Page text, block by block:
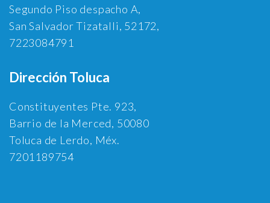
Segundo Piso despacho A,
San Salvador Tizatalli, 52172,
7223084791
Dirección Toluca
Constituyentes Pte. 923,
Barrio de la Merced, 50080
Toluca de Lerdo, Méx.
7201189754